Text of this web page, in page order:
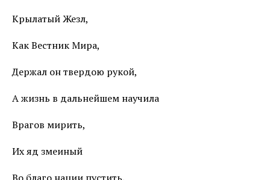
Крылатый Жезл,
Как Вестник Мира,
Держал он твердою рукой,
А жизнь в дальнейшем научила
Врагов мирить,
Их яд змеиный